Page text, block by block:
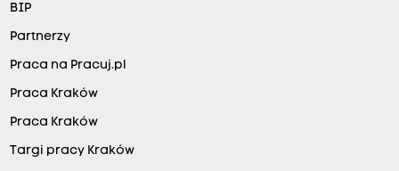
BIP
Partnerzy
Praca na Pracuj.pl
Praca Kraków
Praca Kraków
Targi pracy Kraków